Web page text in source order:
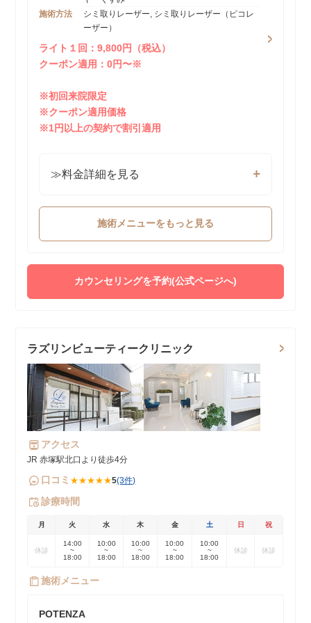
施術方法
シミ取りレーザー, シミ取りレーザー（ピコレ
ーザー）
ライト１回：9,800円（税込）
クーポン適用：0円〜※
※初回来院限定
※クーポン適用価格
※1円以上の契約で割引適用
≫料金詳細を見る
施術メニューをもっと見る
カウンセリングを予約(公式ページへ)
ラズリンビューティークリニック
アクセス
JR 赤塚駅北口より徒歩4分
口コミ ★★★★★5(3件)
診療時間
月 火 水 木 金 土 日 祝
休診
14:00
~
18:00
10:00
~
18:00
10:00
~
18:00
10:00
~
18:00
10:00
~
18:00
休診 休診
施術メニュー
POTENZA